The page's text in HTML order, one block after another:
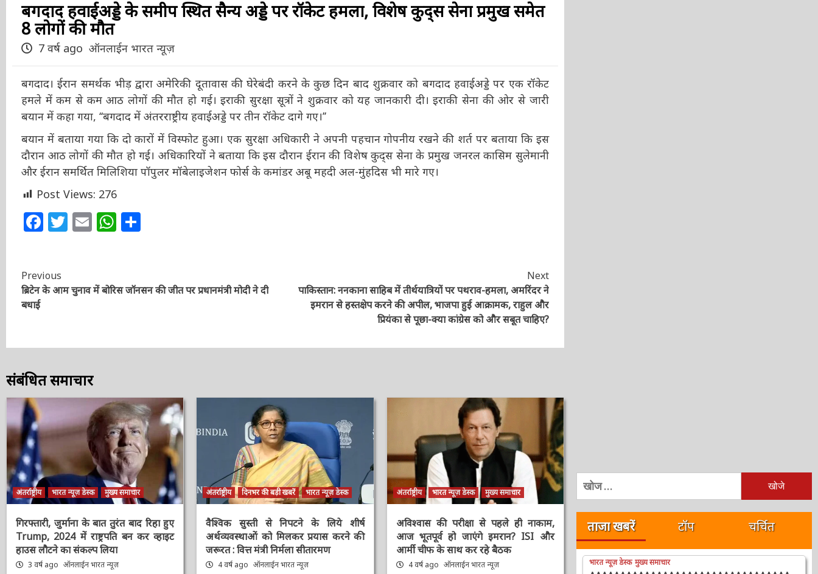
बगदाद हवाईअड्डे के समीप स्थित सैन्य अड्डे पर रॉकेट हमला, विशेष कुद्स सेना प्रमुख
समेत 8 लोगों की मौत
7 वर्ष ago ऑनलाईन भारत न्यूज़
बगदाद। ईरान समर्थक भीड़ द्वारा अमेरिकी दूतावास की घेरेबंदी करने के कुछ दिन बाद शुक्रवार को बगदाद हवाईअड्डे पर एक रॉकेट
हमले में कम से कम आठ लोगों की मौत हो गई। इराकी सुरक्षा सूत्रों ने शुक्रवार को यह जानकारी दी। इराकी सेना की ओर से जारी
बयान में कहा गया, ‘‘बगदाद में अंतरराष्ट्रीय हवाईअड्डे पर तीन रॉकेट दागे गए।’’
बयान में बताया गया कि दो कारों में विस्फोट हुआ। एक सुरक्षा अधिकारी ने अपनी पहचान गोपनीय रखने की शर्त पर बताया कि इस
दौरान आठ लोगों की मौत हो गई। अधिकारियों ने बताया कि इस दौरान ईरान की विशेष कुद्स सेना के प्रमुख जनरल कासिम सुलेमानी
और ईरान समर्थित मिलिशिया पॉपुलर मॉबेलाइजेशन फोर्स के कमांडर अबू महदी अल-मुंहदिस भी मारे गए।
Post Views: 276
Facebook
Twitter
EmailWhatsApp
Continue
Reading
Previous
ब्रिटेन के आम चुनाव में बोरिस जॉनसन की जीत पर प्रधानमंत्री मोदी ने दी
बधाई
Next
पाकिस्तान: ननकाना साहिब में तीर्थयात्रियों पर पथराव-हमला, अमरिंदर ने
इमरान से हस्तक्षेप करने की अपील, भाजपा हुई आक्रामक, राहुल और
प्रियंका से पूछा-क्या कांग्रेस को और सबूत चाहिए?
संबंधित समाचार
अंतर्राष्ट्रीय भारत न्यूज़ डेस्क मुख्य समाचार
गिरफ्तारी, जुर्माना के बात तुरंत बाद रिहा हुए
Trump, 2024 में राष्ट्रपति बन कर व्हाइट
हाउस लौटने का संकल्प लिया
3 वर्ष ago ऑनलाईन भारत न्यूज़
अंतर्राष्ट्रीय दिनभर की बड़ी खबरें भारत न्यूज़ डेस्क
वैश्विक सुस्ती से निपटने के लिये शीर्ष
अर्थव्यवस्थाओं को मिलकर प्रयास करने की
जरूरत : वित्त मंत्री निर्मला सीतारमण
4 वर्ष ago ऑनलाईन भारत न्यूज़
अंतर्राष्ट्रीय भारत न्यूज़ डेस्क मुख्य समाचार
अविश्वास की परीक्षा से पहले ही नाकाम,
आज भूतपूर्व हो जाएंगे इमरान? ISI और
आर्मी चीफ के साथ कर रहे बैठक
4 वर्ष ago ऑनलाईन भारत न्यूज़
निम्न
खोजें:
ताजा खबरें टॉप चर्चित
भारत न्यूज़ डेस्क मुख्य समाचार
AAAAAAAAAAAAAAAAAAAAAAAAAAAAAAAAA